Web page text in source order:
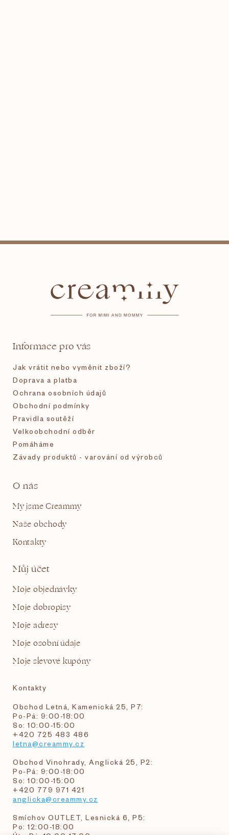
Informace pro vás
Jak vrátit nebo vyměnit zboží?
Doprava a platba
Ochrana osobních údajů
Obchodní podmínky
Pravidla soutěží
Velkoobchodní odběr
Pomáháme
Závady produktů - varování od výrobců
O nás
My jsme Creammy
Naše obchody
Kontakty
Můj účet
Moje objednávky
Moje dobropisy
Moje adresy
Moje osobní údaje
Moje slevové kupóny
Kontakty
Obchod Letná, Kamenická 25, P7:
Po-Pá: 9:00-18:00
So: 10:00-15:00
+420 725 483 486
letna@creammy.cz
Obchod Vinohrady, Anglická 25, P2:
Po-Pá: 9:00-18:00
So: 10:00-15:00
+420 779 971 421
anglicka@creammy.cz
Smíchov OUTLET, Lesnická 6, P5:
Po: 12:00-18:00